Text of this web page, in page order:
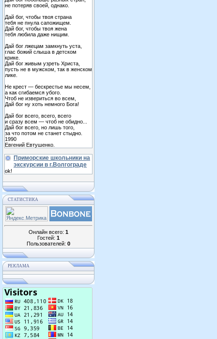
не потеряв своей, однако.
Дай бог, чтобы твоя страна
тебя не пнула сапожищем.
Дай бог, чтобы твоя жена
тебя любила даже нищим.
Дай бог лжецам замкнуть уста,
глас божий слыша в детском
крике.
Дай бог живым узреть Христа,
пусть не в мужском, так в женском
лике.
Не крест — бескрестье мы несем,
а как сгибаемся убого.
Чтоб не извериться во всем,
Дай бог ну хоть немного Бога!
Дай бог всего, всего, всего
и сразу всем — чтоб не обидно...
Дай бог всего, но лишь того,
за что потом не станет стыдно.
1990
Евгений Евтушенко.
Приморские школьники на
экскурсии в г.Волгограде
ok!
СТАТИСТИКА
Онлайн всего: 1
Гостей: 1
Пользователей: 0
РЕКЛАМА